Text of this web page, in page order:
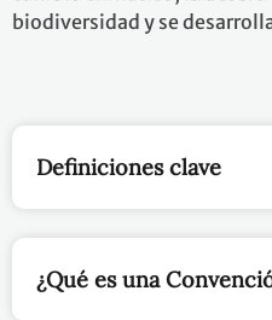
biodiversidad y se
Definiciones clave
¿Qué es una